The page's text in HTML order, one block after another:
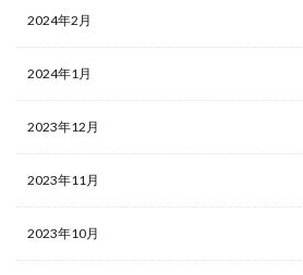
2024年2月
2024年1月
2023年12月
2023年11月
2023年10月